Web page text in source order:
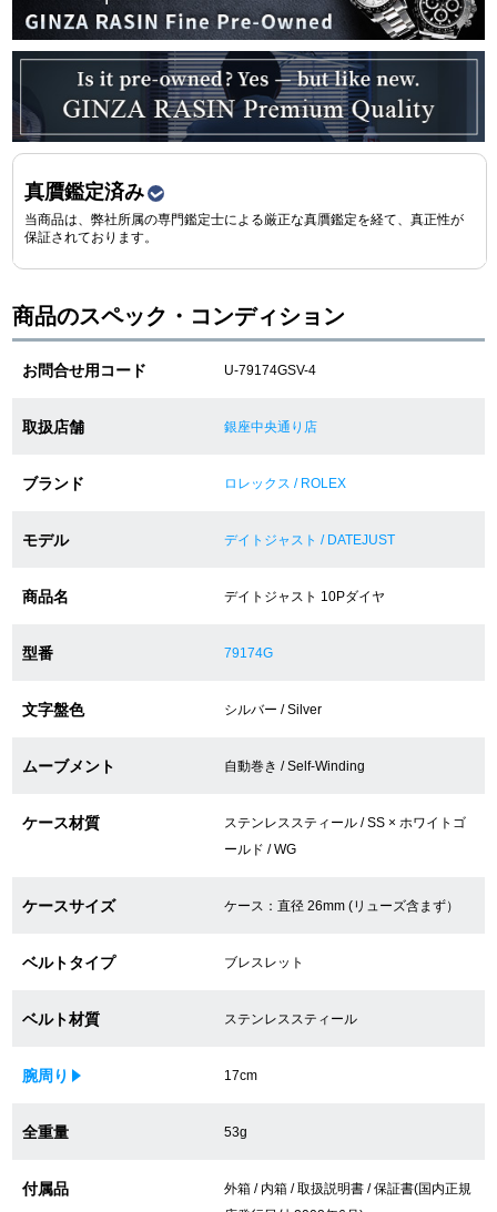
送料・お支払方法
ショッピングローンの流れ
よくある質問
お問い合わせ
保証・アフターサービス
腕時計サイズ調整サービス
店舗受け取りサービス
店舗取り寄せサービス
75%以上保証！中古商品高価買戻し
電池交換について
真贋鑑定済み
当商品は、弊社所属の専門鑑定士による厳正な真贋鑑定を経て、真正性が
保証されております。
商品のスペック・コンディション
お問合せ用コード U-79174GSV-4
取扱店舗 銀座中央通り店
ブランド ロレックス / ROLEX
モデル デイトジャスト / DATEJUST
商品名 デイトジャスト 10Pダイヤ
型番 79174G
文字盤色 シルバー / Silver
ムーブメント 自動巻き / Self-Winding
ケース材質
ステンレススティール / SS × ホワイトゴ
ールド / WG
ケースサイズ ケース：直径 26mm (リューズ含まず）
ベルトタイプ ブレスレット
ベルト材質 ステンレススティール
腕周り 17cm
全重量 53g
付属品
外箱 / 内箱 / 取扱説明書 / 保証書(国内正規